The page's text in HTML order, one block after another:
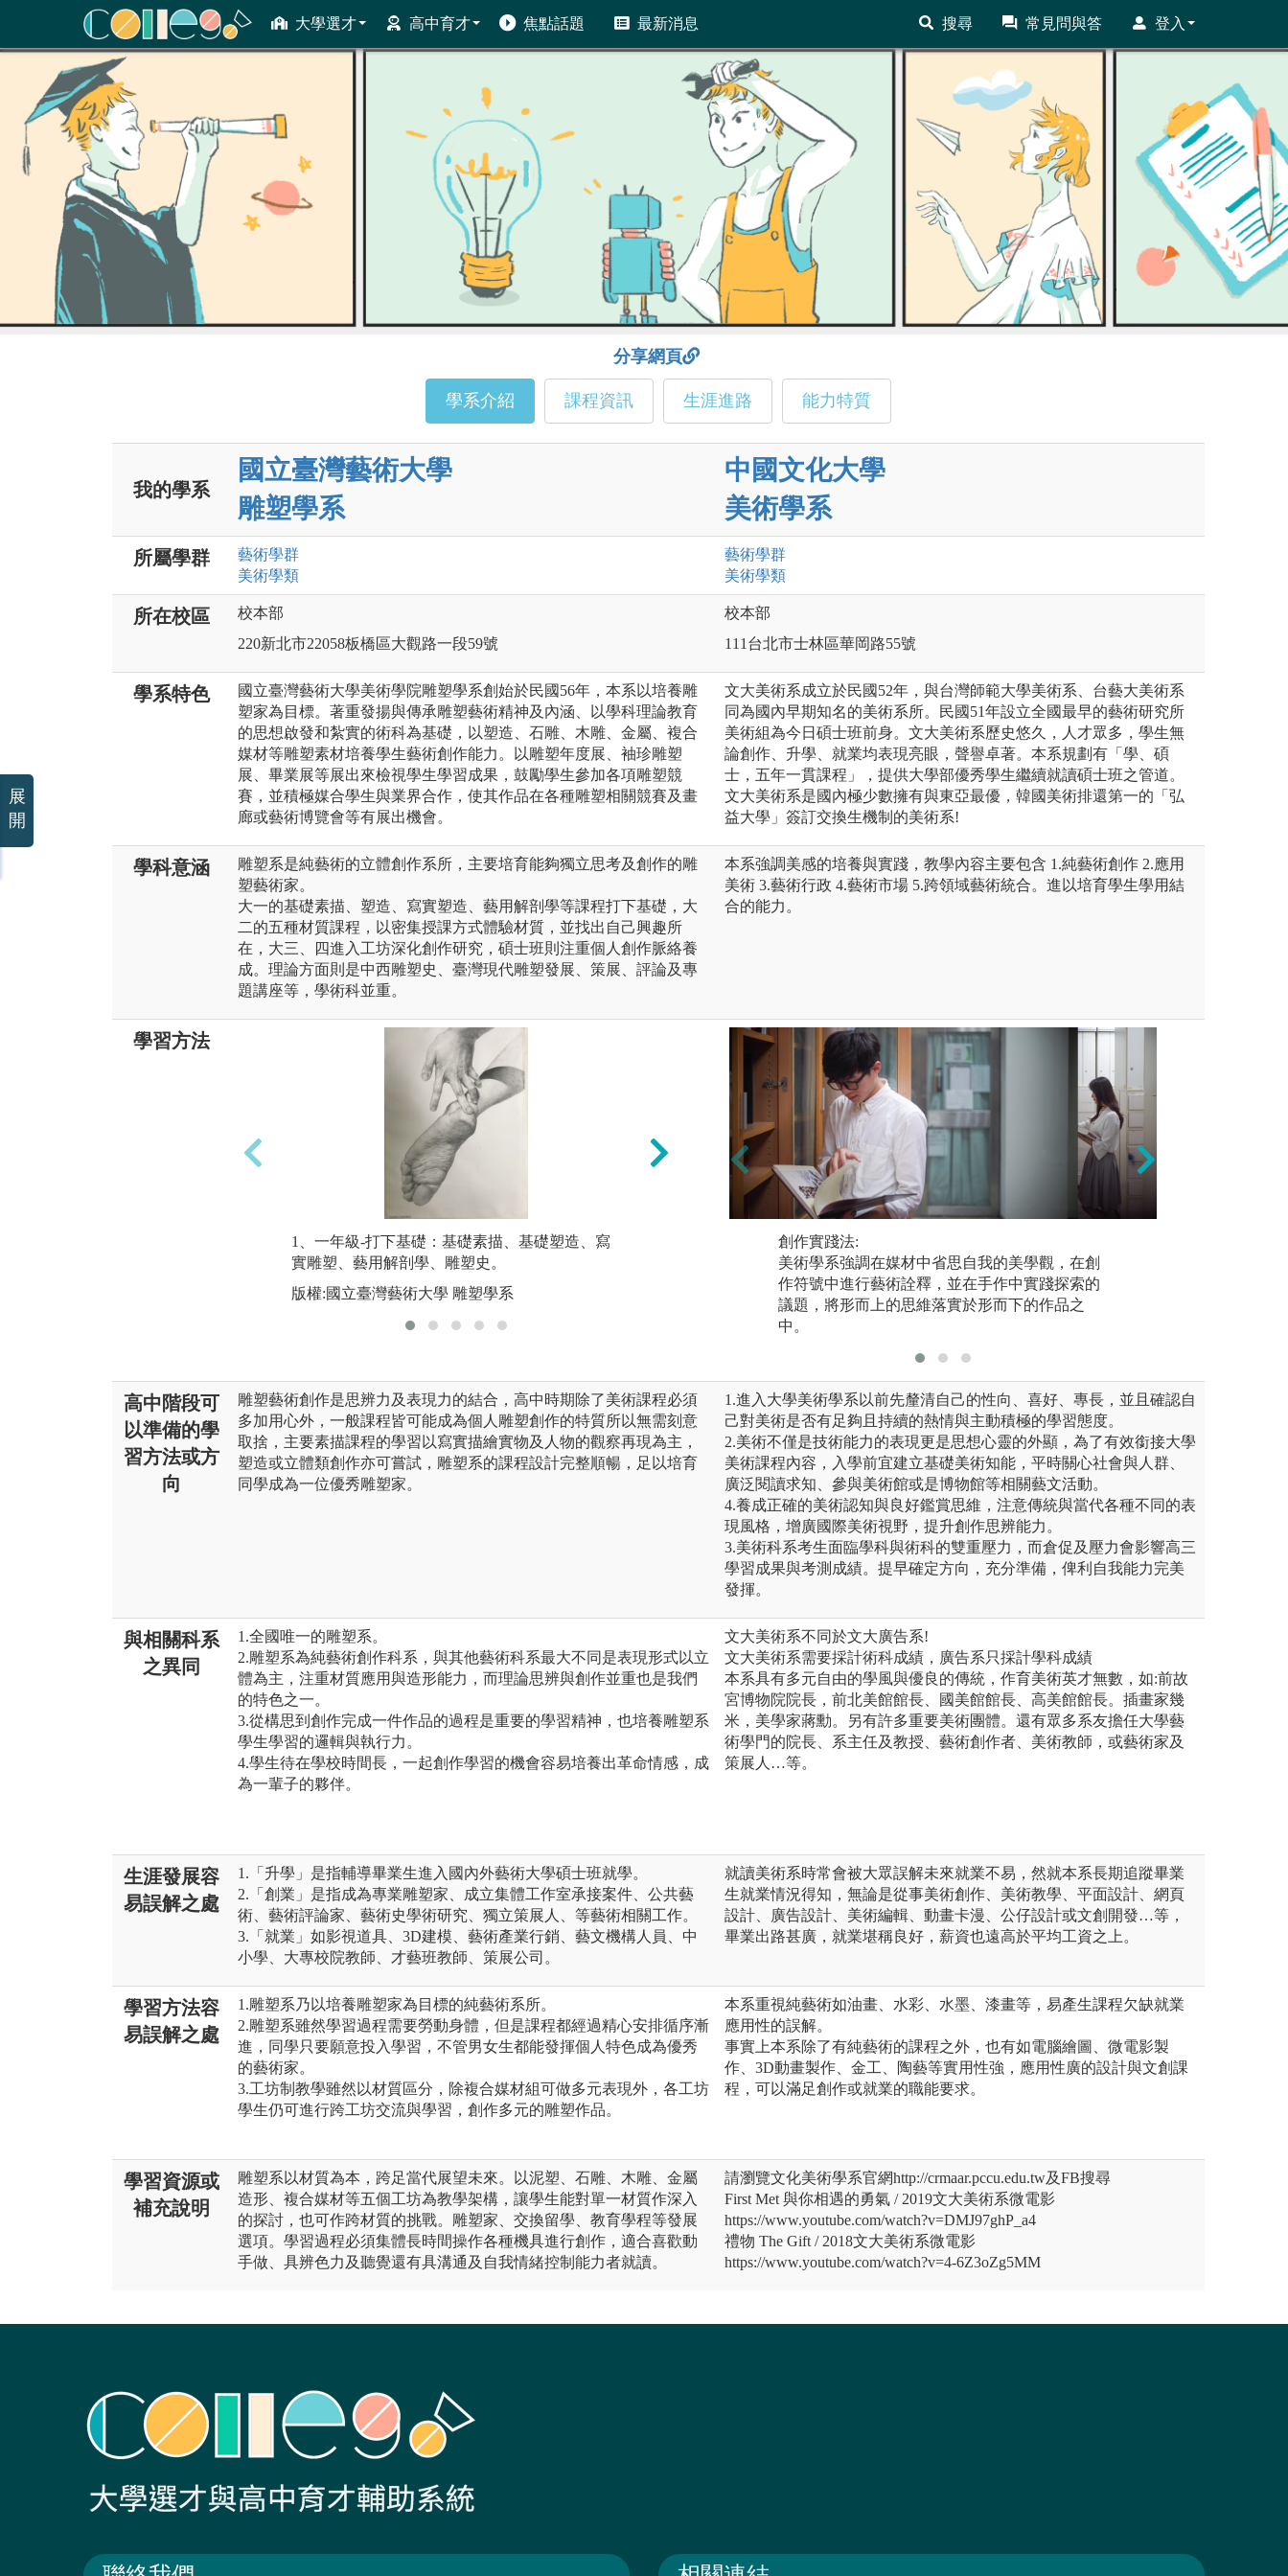
大學選才 高中育才 焦點話題 最新消息 搜尋 常見問與答 登入
ColleGo! 大學選才與高中育才輔助系統
分享網頁
學系介紹 課程資訊 生涯進路 能力特質
我的學系
國立臺灣藝術大學
雕塑學系
中國文化大學
美術學系
所屬學群 藝術學群
美術學類
藝術學群
美術學類
所在校區
校本部
220新北市22058板橋區大觀路一段59號
校本部
111台北市士林區華岡路55號
學系特色
國立臺灣藝術大學美術學院雕塑學系創始於民國56年，本系以培養雕
塑家為目標。著重發揚與傳承雕塑藝術精神及內涵、以學科理論教育
的思想啟發和紮實的術科為基礎，以塑造、石雕、木雕、金屬、複合
媒材等雕塑素材培養學生藝術創作能力。以雕塑年度展、袖珍雕塑
展、畢業展等展出來檢視學生學習成果，鼓勵學生參加各項雕塑競
賽，並積極媒合學生與業界合作，使其作品在各種雕塑相關競賽及畫
廊或藝術博覽會等有展出機會。
文大美術系成立於民國52年，與台灣師範大學美術系、台藝大美術系
同為國內早期知名的美術系所。民國51年設立全國最早的藝術研究所
美術組為今日碩士班前身。文大美術系歷史悠久，人才眾多，學生無
論創作、升學、就業均表現亮眼，聲譽卓著。本系規劃有「學、碩
士，五年一貫課程」，提供大學部優秀學生繼續就讀碩士班之管道。
文大美術系是國內極少數擁有與東亞最優，韓國美術排還第一的「弘
益大學」簽訂交換生機制的美術系!
學科意涵
雕塑系是純藝術的立體創作系所，主要培育能夠獨立思考及創作的雕
塑藝術家。
大一的基礎素描、塑造、寫實塑造、藝用解剖學等課程打下基礎，大
二的五種材質課程，以密集授課方式體驗材質，並找出自己興趣所
在，大三、四進入工坊深化創作研究，碩士班則注重個人創作脈絡養
成。理論方面則是中西雕塑史、臺灣現代雕塑發展、策展、評論及專
題講座等，學術科並重。
本系強調美感的培養與實踐，教學內容主要包含 1.純藝術創作 2.應用
美術 3.藝術行政 4.藝術市場 5.跨領域藝術統合。進以培育學生學用結
合的能力。
學習方法
1、一年級-打下基礎：基礎素描、基礎塑造、寫
實雕塑、藝用解剖學、雕塑史。
版權:國立臺灣藝術大學 雕塑學系
2、二年級-材質體驗：金屬造型、木雕、石雕、
人體塑造、複合媒材。
版權:國立臺灣藝術大學 雕塑學系
創作實踐法:
美術學系強調在媒材中省思自我的美學觀，在創
作符號中進行藝術詮釋，並在手作中實踐探索的
議題，將形而上的思維落實於形而下的作品之
中。
高中階段可
以準備的學
習方法或方
向
雕塑藝術創作是思辨力及表現力的結合，高中時期除了美術課程必須
多加用心外，一般課程皆可能成為個人雕塑創作的特質所以無需刻意
取捨，主要素描課程的學習以寫實描繪實物及人物的觀察再現為主，
塑造或立體類創作亦可嘗試，雕塑系的課程設計完整順暢，足以培育
同學成為一位優秀雕塑家。
1.進入大學美術學系以前先釐清自己的性向、喜好、專長，並且確認自
己對美術是否有足夠且持續的熱情與主動積極的學習態度。
2.美術不僅是技術能力的表現更是思想心靈的外顯，為了有效銜接大學
美術課程內容，入學前宜建立基礎美術知能，平時關心社會與人群、
廣泛閱讀求知、參與美術館或是博物館等相關藝文活動。
4.養成正確的美術認知與良好鑑賞思維，注意傳統與當代各種不同的表
現風格，增廣國際美術視野，提升創作思辨能力。
3.美術科系考生面臨學科與術科的雙重壓力，而倉促及壓力會影響高三
學習成果與考測成績。提早確定方向，充分準備，俾利自我能力完美
發揮。
與相關科系
之異同
1.全國唯一的雕塑系。
2.雕塑系為純藝術創作科系，與其他藝術科系最大不同是表現形式以立
體為主，注重材質應用與造形能力，而理論思辨與創作並重也是我們
的特色之一。
3.從構思到創作完成一件作品的過程是重要的學習精神，也培養雕塑系
學生學習的邏輯與執行力。
4.學生待在學校時間長，一起創作學習的機會容易培養出革命情感，成
為一輩子的夥伴。
文大美術系不同於文大廣告系!
文大美術系需要採計術科成績，廣告系只採計學科成績
本系具有多元自由的學風與優良的傳統，作育美術英才無數，如:前故
宮博物院院長，前北美館館長、國美館館長、高美館館長。插畫家幾
米，美學家蔣勳。另有許多重要美術團體。還有眾多系友擔任大學藝
術學門的院長、系主任及教授、藝術創作者、美術教師，或藝術家及
策展人…等。
生涯發展容
易誤解之處
1.「升學」是指輔導畢業生進入國內外藝術大學碩士班就學。
2.「創業」是指成為專業雕塑家、成立集體工作室承接案件、公共藝
術、藝術評論家、藝術史學術研究、獨立策展人、等藝術相關工作。
3.「就業」如影視道具、3D建模、藝術產業行銷、藝文機構人員、中
小學、大專校院教師、才藝班教師、策展公司。
就讀美術系時常會被大眾誤解未來就業不易，然就本系長期追蹤畢業
生就業情況得知，無論是從事美術創作、美術教學、平面設計、網頁
設計、廣告設計、美術編輯、動畫卡漫、公仔設計或文創開發…等，
畢業出路甚廣，就業堪稱良好，薪資也遠高於平均工資之上。
學習方法容
易誤解之處
1.雕塑系乃以培養雕塑家為目標的純藝術系所。
2.雕塑系雖然學習過程需要勞動身體，但是課程都經過精心安排循序漸
進，同學只要願意投入學習，不管男女生都能發揮個人特色成為優秀
的藝術家。
3.工坊制教學雖然以材質區分，除複合媒材組可做多元表現外，各工坊
學生仍可進行跨工坊交流與學習，創作多元的雕塑作品。
本系重視純藝術如油畫、水彩、水墨、漆畫等，易產生課程欠缺就業
應用性的誤解。
事實上本系除了有純藝術的課程之外，也有如電腦繪圖、微電影製
作、3D動畫製作、金工、陶藝等實用性強，應用性廣的設計與文創課
程，可以滿足創作或就業的職能要求。
學習資源或
補充說明
雕塑系以材質為本，跨足當代展望未來。以泥塑、石雕、木雕、金屬
造形、複合媒材等五個工坊為教學架構，讓學生能對單一材質作深入
的探討，也可作跨材質的挑戰。雕塑家、交換留學、教育學程等發展
選項。學習過程必須集體長時間操作各種機具進行創作，適合喜歡動
手做、具辨色力及聽覺還有具溝通及自我情緒控制能力者就讀。
請瀏覽文化美術學系官網http://crmaar.pccu.edu.tw及FB搜尋
First Met 與你相遇的勇氣 / 2019文大美術系微電影
https://www.youtube.com/watch?v=DMJ97ghP_a4
禮物 The Gift / 2018文大美術系微電影
https://www.youtube.com/watch?v=4-6Z3oZg5MM
展
開